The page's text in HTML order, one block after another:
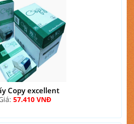
Copy excellent
57.410 VNĐ